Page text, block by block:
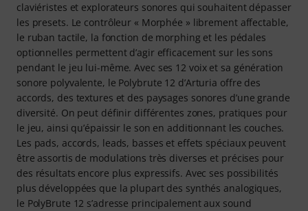
claviéristes et explorateurs sonores qui souhaitent dépasser
les presets. Le contrôleur « Morphée » librement affectable,
le ruban tactile, la fonction de morphing et les pédales
optionnelles permettent d’agir efficacement sur les sons
pendant le jeu lui-même. Avec ses 12 voix et sa génération
sonore polyvalente, le Polybrute 12 d’Arturia offre des
accords, des textures et des paysages sonores d’une grande
diversité. On peut définir différentes zones, pratiques pour
le jeu, ainsi qu’épaissir le son en additionnant les couches.
Les pads, accords, leads, basses et effets spéciaux peuvent
être assortis de modulations très diverses et précises pour
des résultats encore plus expressifs. Avec ses possibilités
plus développées que la plupart des synthés analogiques,
le PolyBrute 12 s’adresse principalement aux sound